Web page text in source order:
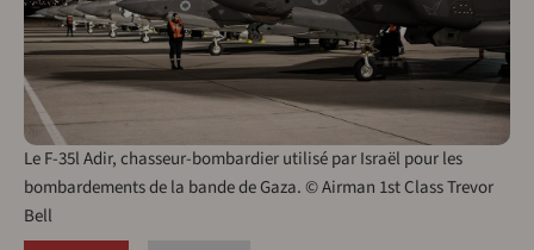
Le F-35l Adir, chasseur-bombardier utilisé par Israël pour les
bombardements de la bande de Gaza. © Airman 1st Class Trevor
Bell